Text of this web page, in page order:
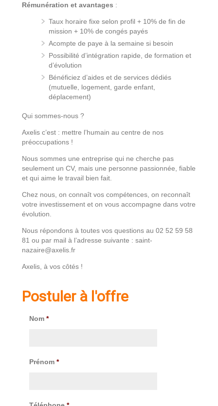
Rémunération et avantages :
Taux horaire fixe selon profil + 10% de fin de
mission + 10% de congés payés
Acompte de paye à la semaine si besoin
Possibilité d’intégration rapide, de formation et
d’évolution
Bénéficiez d’aides et de services dédiés
(mutuelle, logement, garde enfant,
déplacement)
Qui sommes-nous ?
Axelis c’est : mettre l’humain au centre de nos
préoccupations !
Nous sommes une entreprise qui ne cherche pas
seulement un CV, mais une personne passionnée, fiable
et qui aime le travail bien fait.
Chez nous, on connaît vos compétences, on reconnaît
votre investissement et on vous accompagne dans votre
évolution.
Nous répondons à toutes vos questions au 02 52 59 58
81 ou par mail à l’adresse suivante : saint-
nazaire@axelis.fr
Axelis, à vos côtés !
Postuler à l'offre
Nom *
Prénom *